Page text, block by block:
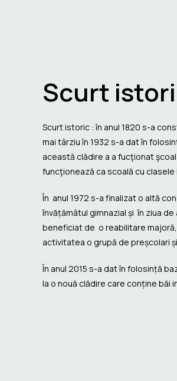
Scurt
Scurt istoric : în anul 1820 s-a
mai târziu în 1932 s-a dat în
această clădire a a fucţionat
funcţionează ca scoală cu clasele
În anul 1972 s-a finalizat o altă
învățămâtul gimnazial și în ziua
beneficiat de o reabilitare
activitatea o grupă de preșcolari
În anul 2015 s-a dat în folosință
la o nouă clădire care conține băi